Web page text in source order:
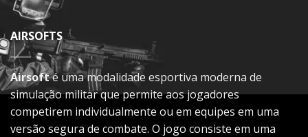
AIRSOFTS
Airsofté uma modalidade esportiva moderna de
simulação militar que permite aos jogadores
competirem individualmente ou em equipes em uma
versão segura de combate. O jogo consiste em uma